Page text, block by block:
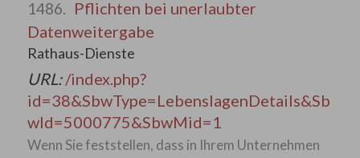
1486. Pflichten bei unerlaubter
Datenweitergabe
Rathaus-Dienste
URL:/index.php?
id=38&SbwType=LebenslagenDetails&Sb
wId=5000775&SbwMid=1
Wenn Sie feststellen, dass in Ihrem Unternehmen